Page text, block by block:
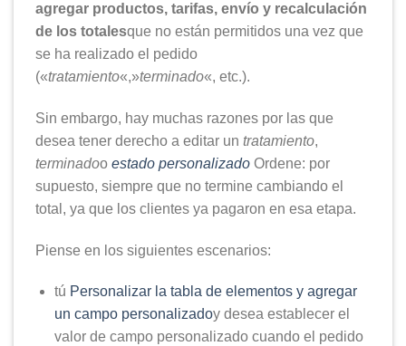
agregar productos, tarifas, envío y recalculación
de los totalesque no están permitidos una vez que
se ha realizado el pedido
(«tratamiento«,»terminado«, etc.).
Sin embargo, hay muchas razones por las que
desea tener derecho a editar un tratamiento,
terminadoo estado personalizado Ordene: por
supuesto, siempre que no termine cambiando el
total, ya que los clientes ya pagaron en esa etapa.
Piense en los siguientes escenarios:
tú Personalizar la tabla de elementos y agregar
un campo personalizadoy desea establecer el
valor de campo personalizado cuando el pedido